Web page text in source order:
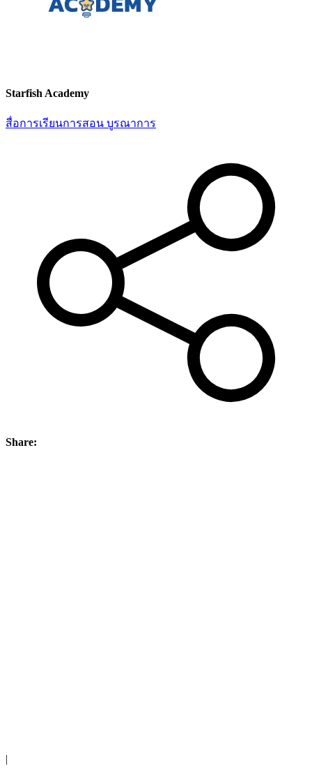
Starfish Academy
สื่อการเรียนการสอน บูรณาการ
Share:
|